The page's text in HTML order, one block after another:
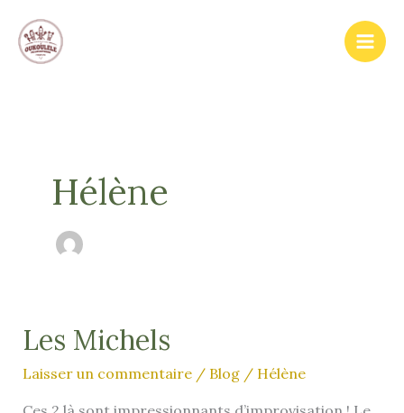
contenu
Hélène
Les Michels
Laisser un commentaire / Blog/ Hélène